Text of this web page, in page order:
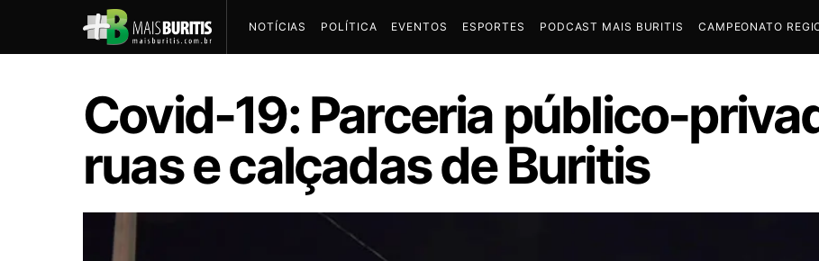
NOTÍCIAS POLÍTICA EVENTOS ESPORTES PODCAST MAIS BURITIS CAMPEONATO
Covid-19: Parceria público-
ruas e calçadas de Buritis